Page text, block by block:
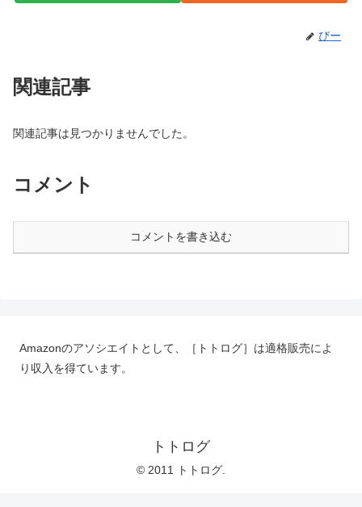
びー
関連記事
関連記事は見つかりませんでした。
コメント
コメントを書き込む
Amazonのアソシエイトとして、［トトログ］は適格販売によ
り収入を得ています。
トトログ
© 2011 トトログ.